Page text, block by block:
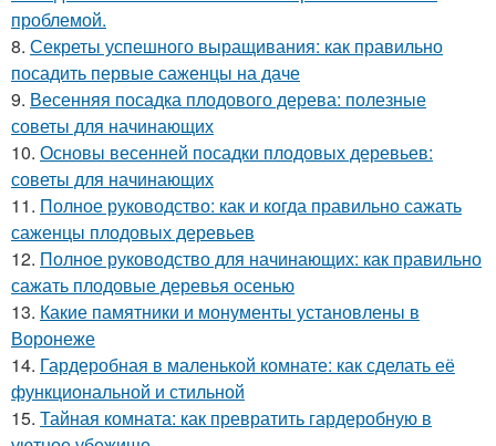
проблемой.
8. Секреты успешного выращивания: как правильно
посадить первые саженцы на даче
9. Весенняя посадка плодового дерева: полезные
советы для начинающих
10. Основы весенней посадки плодовых деревьев:
советы для начинающих
11. Полное руководство: как и когда правильно сажать
саженцы плодовых деревьев
12. Полное руководство для начинающих: как правильно
сажать плодовые деревья осенью
13. Какие памятники и монументы установлены в
Воронеже
14. Гардеробная в маленькой комнате: как сделать её
функциональной и стильной
15. Тайная комната: как превратить гардеробную в